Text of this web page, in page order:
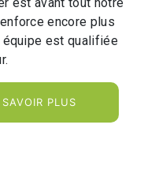
encore plus
équipe est qualifiée
PLUS